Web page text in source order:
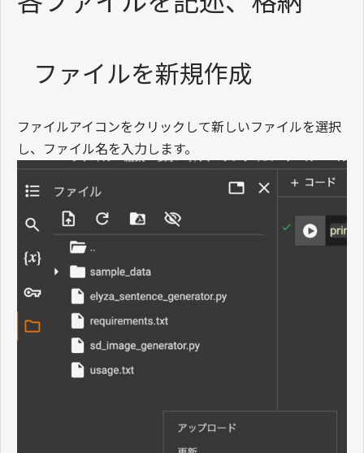
ファイルを新規作成
ファイルアイコンをクリックして新しいファイルを選択
し、ファイル名を入力します。